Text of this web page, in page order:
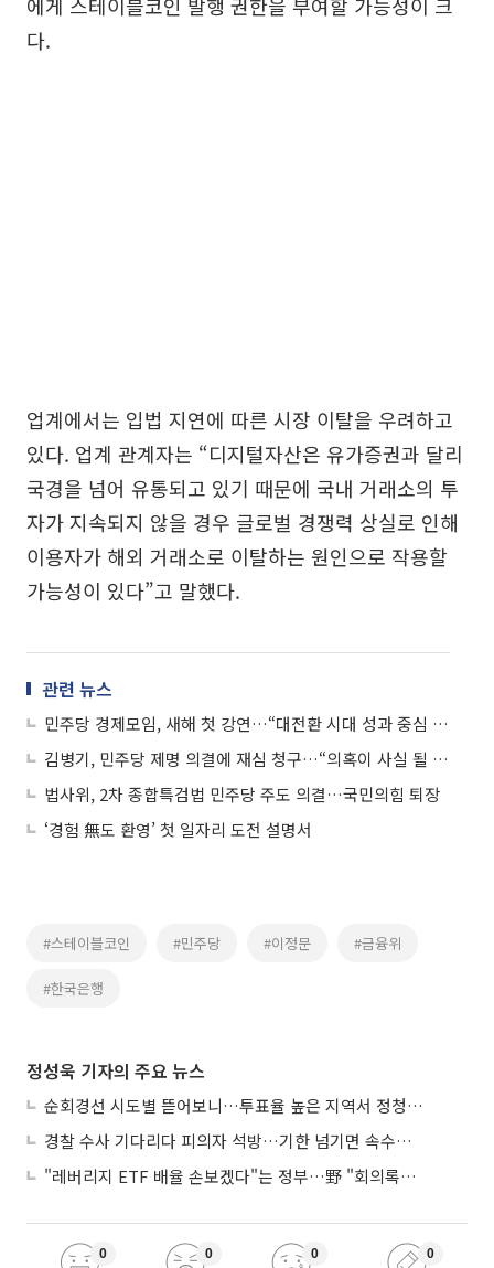
다.
업계에서는 입법 지연에 따른 시장 이탈을 우려하고
있다. 업계 관계자는 “디지털자산은 유가증권과 달리
국경을 넘어 유통되고 있기 때문에 국내 거래소의 투
자가 지속되지 않을 경우 글로벌 경쟁력 상실로 인해
이용자가 해외 거래소로 이탈하는 원인으로 작용할
가능성이 있다”고 말했다.
관련 뉴스
민주당 경제모임, 새해 첫 강연…“대전환 시대 성과 중심 정책 허브 도약”
김병기, 민주당 제명 의결에 재심 청구…“의혹이 사실 될 수 없다”
법사위, 2차 종합특검법 민주당 주도 의결…국민의힘 퇴장
‘경험 無도 환영’ 첫 일자리 도전 설명서
#스테이블코인 #민주당 #이정문 #금융위
#한국은행
정성욱 기자의 주요 뉴스
순회경선 시도별 뜯어보니…투표율 높은 지역서 정청래 강세
경찰 수사 기다리다 피의자 석방…기한 넘기면 속수무책
"레버리지 ETF 배율 손보겠다"는 정부…野 "회의록부터 내놔야"
0 0 0 0